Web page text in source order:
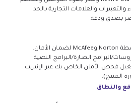
والعلامات التجارية بالحد
بصدق ودقة.
يتم فحص الملف يوميًا بواسطة Norton وMcAfee لضمان الأمان،
من الفيروسات/البرامج الضارة/البرامج النصية
فحص الأمان الخاص بك عبر الإنترنت
المنتج).
والنطاق